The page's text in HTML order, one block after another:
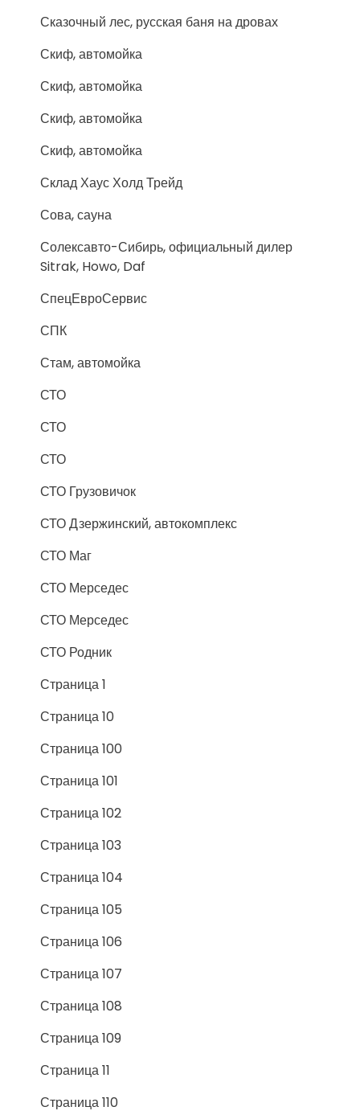
Сказочный лес, русская баня на дровах
Скиф, автомойка
Скиф, автомойка
Скиф, автомойка
Скиф, автомойка
Склад Хаус Холд Трейд
Сова, сауна
Солексавто-Сибирь, официальный дилер
Sitrak, Howo, Daf
СпецЕвроСервис
СПК
Стам, автомойка
СТО
СТО
СТО
СТО Грузовичок
СТО Дзержинский, автокомплекс
СТО Маг
СТО Мерседес
СТО Мерседес
СТО Родник
Страница 1
Страница 10
Страница 100
Страница 101
Страница 102
Страница 103
Страница 104
Страница 105
Страница 106
Страница 107
Страница 108
Страница 109
Страница 11
Страница 110